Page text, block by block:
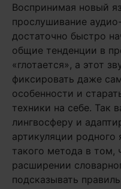
Воспринимая новый
прослушивание
достаточно быстро
общие тенденции в
«глотается», а этот
фиксировать даже
особенности и
техники на себе. Так
лингвосферу и
артикуляции
такого метода в том,
расширении
подсказывать